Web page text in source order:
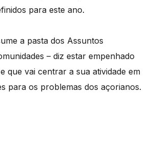
para este ano.
a pasta dos Assuntos
– diz estar empenhado
que vai centrar a sua atividade em
para os problemas dos açorianos.